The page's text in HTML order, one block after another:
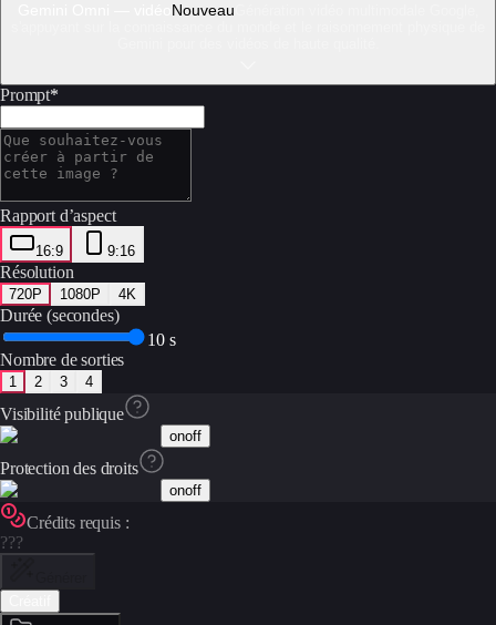
Nouveau
Prompt*
Rapport d’aspect
16:9 9:16
Résolution
720P 1080P 4K
Durée (secondes)
10 s
Nombre de sorties
1 2 3 4
Visibilité publique
onoff
Protection des droits
onoff
Crédits requis :
???